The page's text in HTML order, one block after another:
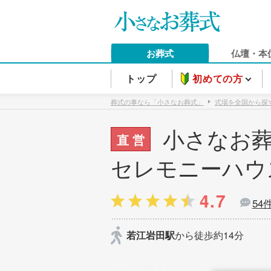
お葬式 仏壇・本
トップ 初めての方
葬式の事なら「小さなお葬式」 式場を全国から探
直 営
小さなお
セレモニーハ
4.7 54
若江岩田駅から徒歩約14分